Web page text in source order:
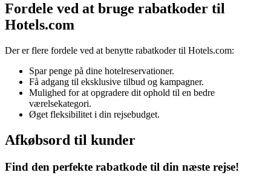
Fordele ved at bruge rabatkoder til
Hotels.com
Der er flere fordele ved at benytte rabatkoder til Hotels.com:
Spar penge på dine hotelreservationer.
Få adgang til eksklusive tilbud og kampagner.
Mulighed for at opgradere dit ophold til en bedre
værelsekategori.
Øget fleksibilitet i din rejsebudget.
Afkøbsord til kunder
Find den perfekte rabatkode til din næste rejse!